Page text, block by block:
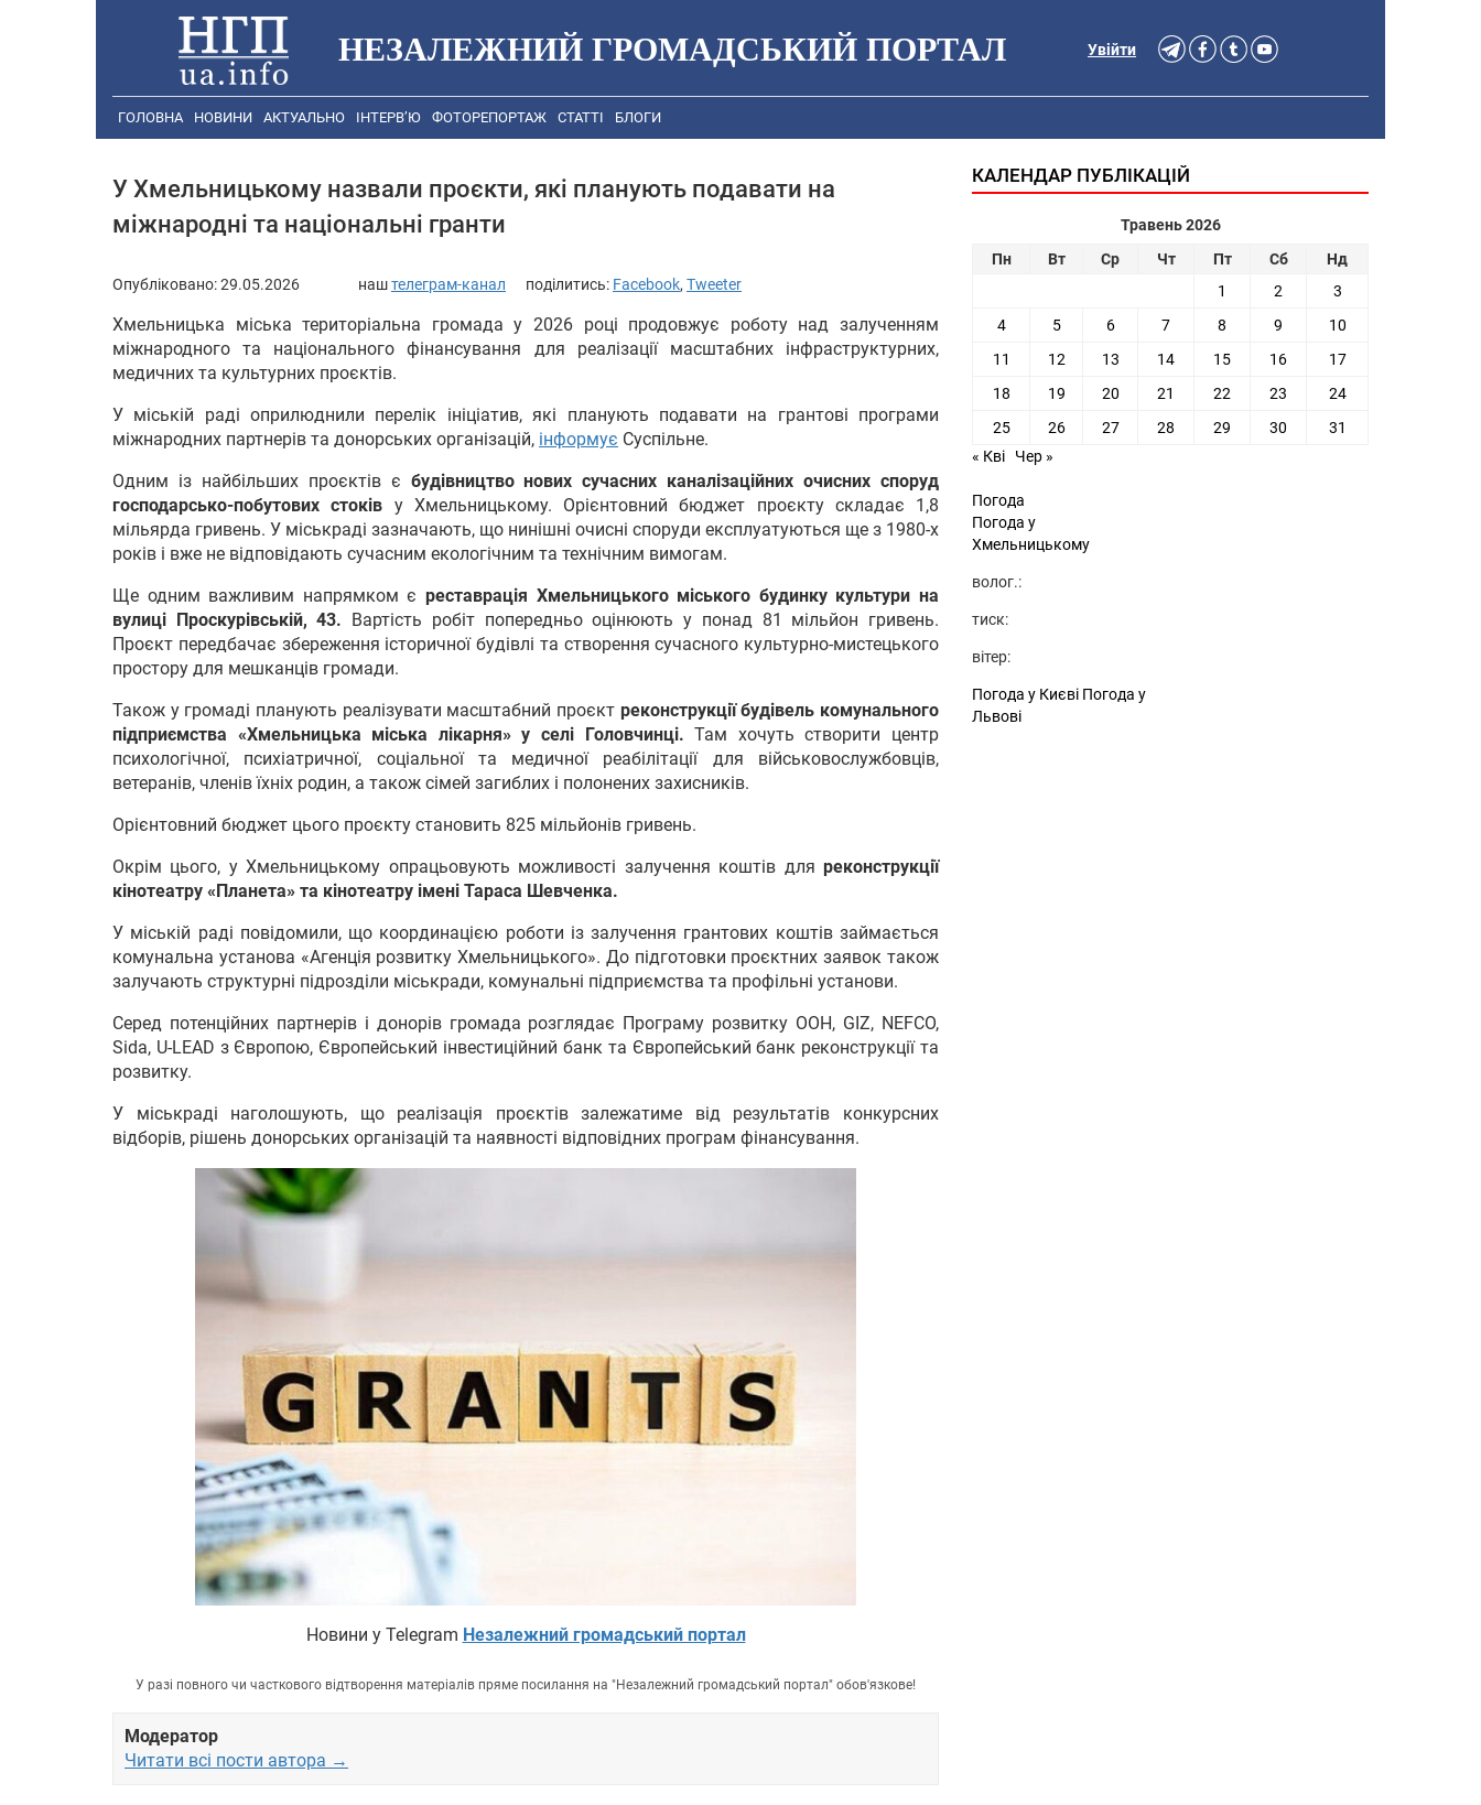
НЕЗАЛЕЖНИЙ ГРОМАДСЬКИЙ ПОРТАЛ Увійти
ГОЛОВНА НОВИНИ АКТУАЛЬНО ІНТЕРВ’Ю ФОТОРЕПОРТАЖ СТАТТІ БЛОГИ
У Хмельницькому назвали проєкти, які планують подавати на
міжнародні та національні гранти
Опубліковано:29.05.2026 наштелеграм-канал поділитись: Facebook, Tweeter
Хмельницька міська територіальна громада у 2026 році продовжує роботу над залученням
міжнародного та національного фінансування для реалізації масштабних інфраструктурних,
медичних та культурних проєктів.
У міській раді оприлюднили перелік ініціатив, які планують подавати на грантові програми
міжнародних партнерів та донорських організацій, інформує Суспільне.
Одним із найбільших проєктів є будівництво нових сучасних каналізаційних очисних споруд
господарсько-побутових стоків у Хмельницькому. Орієнтовний бюджет проєкту складає 1,8
мільярда гривень. У міськраді зазначають, що нинішні очисні споруди експлуатуються ще з 1980-х
років і вже не відповідають сучасним екологічним та технічним вимогам.
Ще одним важливим напрямком є реставрація Хмельницького міського будинку культури на
вулиці Проскурівській, 43. Вартість робіт попередньо оцінюють у понад 81 мільйон гривень.
Проєкт передбачає збереження історичної будівлі та створення сучасного культурно-мистецького
простору для мешканців громади.
Також у громаді планують реалізувати масштабний проєкт реконструкції будівель комунального
підприємства «Хмельницька міська лікарня» у селі Головчинці. Там хочуть створити центр
психологічної, психіатричної, соціальної та медичної реабілітації для військовослужбовців,
ветеранів, членів їхніх родин, а також сімей загиблих і полонених захисників.
Орієнтовний бюджет цього проєкту становить 825 мільйонів гривень.
Окрім цього, у Хмельницькому опрацьовують можливості залучення коштів для реконструкції
кінотеатру «Планета» та кінотеатру імені Тараса Шевченка.
У міській раді повідомили, що координацією роботи із залучення грантових коштів займається
комунальна установа «Агенція розвитку Хмельницького». До підготовки проєктних заявок також
залучають структурні підрозділи міськради, комунальні підприємства та профільні установи.
Серед потенційних партнерів і донорів громада розглядає Програму розвитку ООН, GIZ, NEFCO,
Sida, U-LEAD з Європою, Європейський інвестиційний банк та Європейський банк реконструкції та
розвитку.
У міськраді наголошують, що реалізація проєктів залежатиме від результатів конкурсних
відборів, рішень донорських організацій та наявності відповідних програм фінансування.
Новини у Telegram Незалежний громадський портал
У разі повного чи часткового відтворення матеріалів пряме посилання на "Незалежний громадський портал" обов'язкове!
Модератор
Читати всі пости автора →
КАЛЕНДАР ПУБЛІКАЦІЙ
Травень 2026
Пн
Вт Ср Чт Пт Сб
Нд
1
2
3
4
5 6 7 8 9
10
11
12 13 14 15 16
17
18
19 20 21 22 23
24
25
26 27 28 29 30
31
« Кві
Чер »
Погода
Погода у
Хмельницькому
волог.:
тиск:
вітер:
Погода у Києві Погода у
Львові